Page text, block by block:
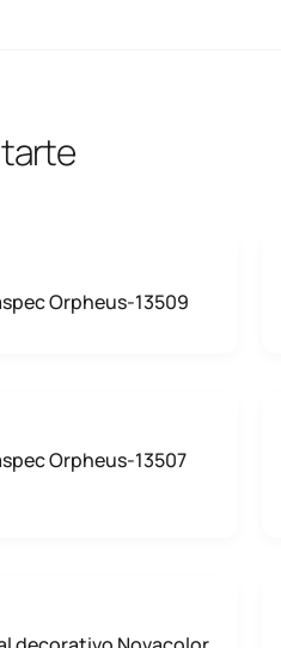
Orpheus-13509
Orpheus-13507